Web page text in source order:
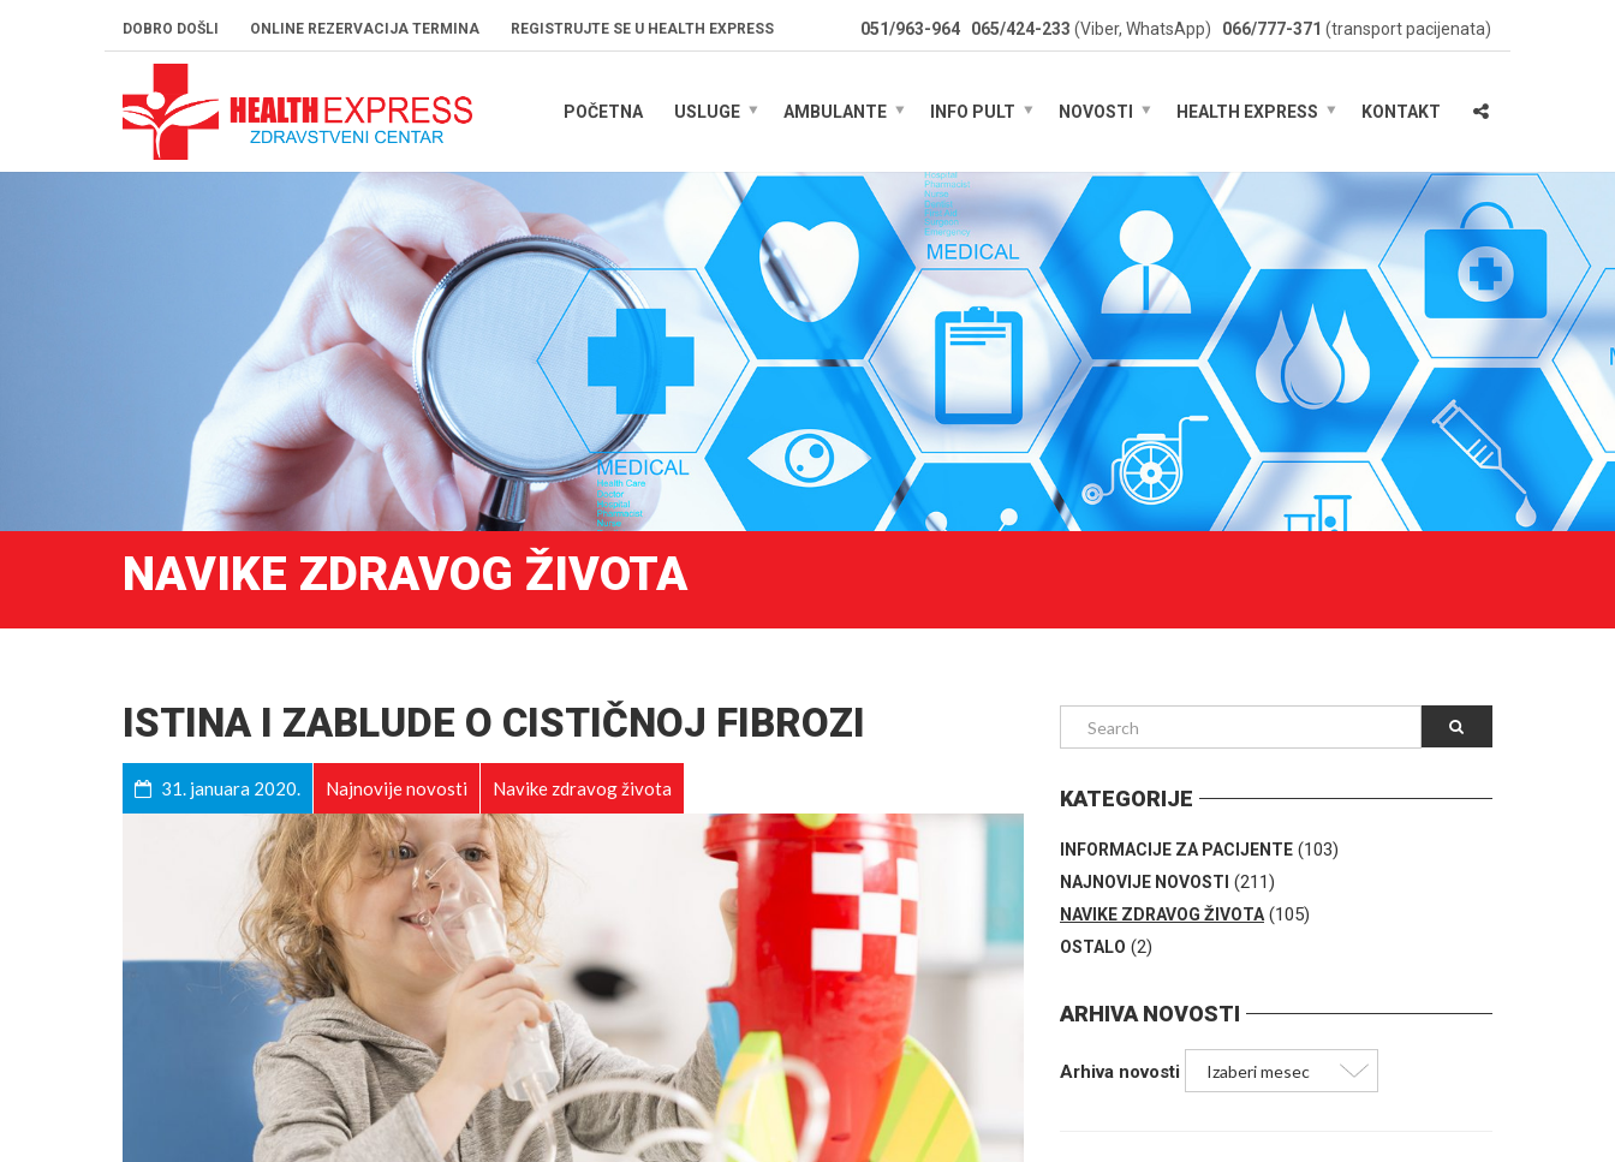
DOBRO DOŠLI ONLINE REZERVACIJA TERMINA REGISTRUJTE SE U HEALTH EXPRESS 051/963-964 065/424-233 (Viber, WhatsApp) 066/777-371 (transport pacijenata)
POČETNA USLUGE AMBULANTE INFO PULT NOVOSTI HEALTH EXPRESS KONTAKT
NAVIKE ZDRAVOG ŽIVOTA
ISTINA I ZABLUDE O CISTIČNOJ FIBROZI
31. januara 2020. Najnovije novosti Navike zdravog života KATEGORIJE
INFORMACIJE ZA PACIJENTE (103)
NAJNOVIJE NOVOSTI (211)
NAVIKE ZDRAVOG ŽIVOTA(105)
OSTALO (2)
ARHIVA NOVOSTI
Arhiva novosti